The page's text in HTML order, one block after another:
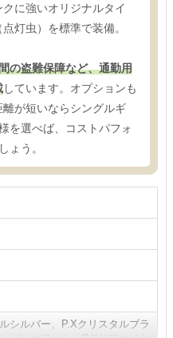
に強いオリジナルタイ
灯虫）を標準で装備。
の盗難保障など、通勤用
しています。オプションも
が短いならシングルギ
を選べば、コストパフォ
ょう。
シルバー、P.Xクリスタルブラ